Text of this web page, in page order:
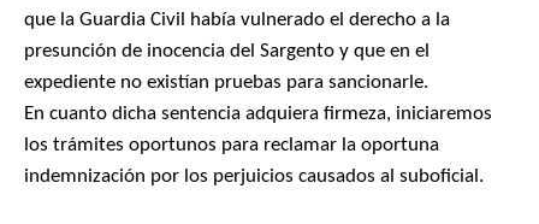
que la Guardia Civil había vulnerado el derecho a la
presunción de inocencia del Sargento y que en el
expediente no existían pruebas para sancionarle.
En cuanto dicha sentencia adquiera firmeza, iniciaremos
los trámites oportunos para reclamar la oportuna
indemnización por los perjuicios causados al suboficial.